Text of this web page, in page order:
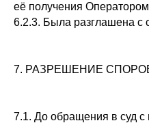
её получения
6.2.3. Была разглашена с
7. РАЗРЕШЕНИЕ
7.1. До обращения в суд с